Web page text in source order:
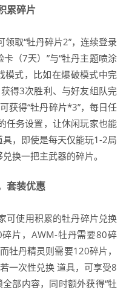
累碎片
领取“牡丹碎片2”，连续登录
（7天）”与“牡丹主题喷涂
模式，比如在爆破模式中完
得3次胜利、与好友组队完
获得“牡丹碎片*3”，每日任
任务设置，让休闲玩家也能
，即使是每天仅能玩1-2局
换一把主武器的碎片。
套装优惠
可使用积累的牡丹碎片兑换
片，AWM-牡丹需要80碎
牡丹精灵则需要120碎片，
一次性兑换 道具，可享受8
部内容，同时额外获得“牡